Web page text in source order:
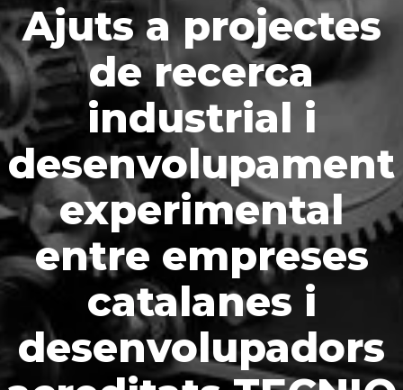
Ajuts a projectes
de recerca
industrial i
desenvolupament
experimental
entre empreses
catalanes i
desenvolupadors